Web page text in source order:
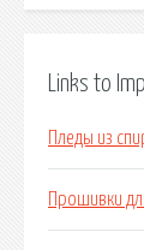
Links to
Пледы из
Прошивки